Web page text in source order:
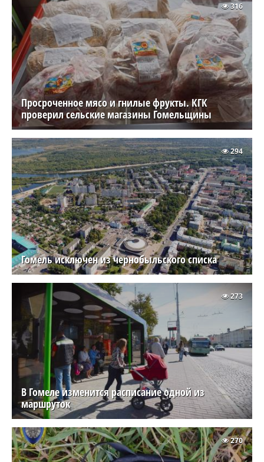
Просроченное мясо и гнилые фрукты. КГК
проверил сельские магазины Гомельщины
316
Гомель исключен из чернобыльского списка
294
В Гомеле изменится расписание одной из
маршруток
273
270